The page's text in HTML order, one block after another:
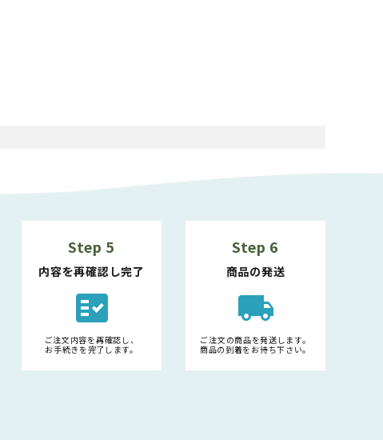
Step 5
内容を再確認し完了
fact_check
ご注文内容を再確認し、
お手続きを完了します。
Step 6
商品の発送
local_shipping
ご注文の商品を発送します。
商品の到着をお待ち下さい。